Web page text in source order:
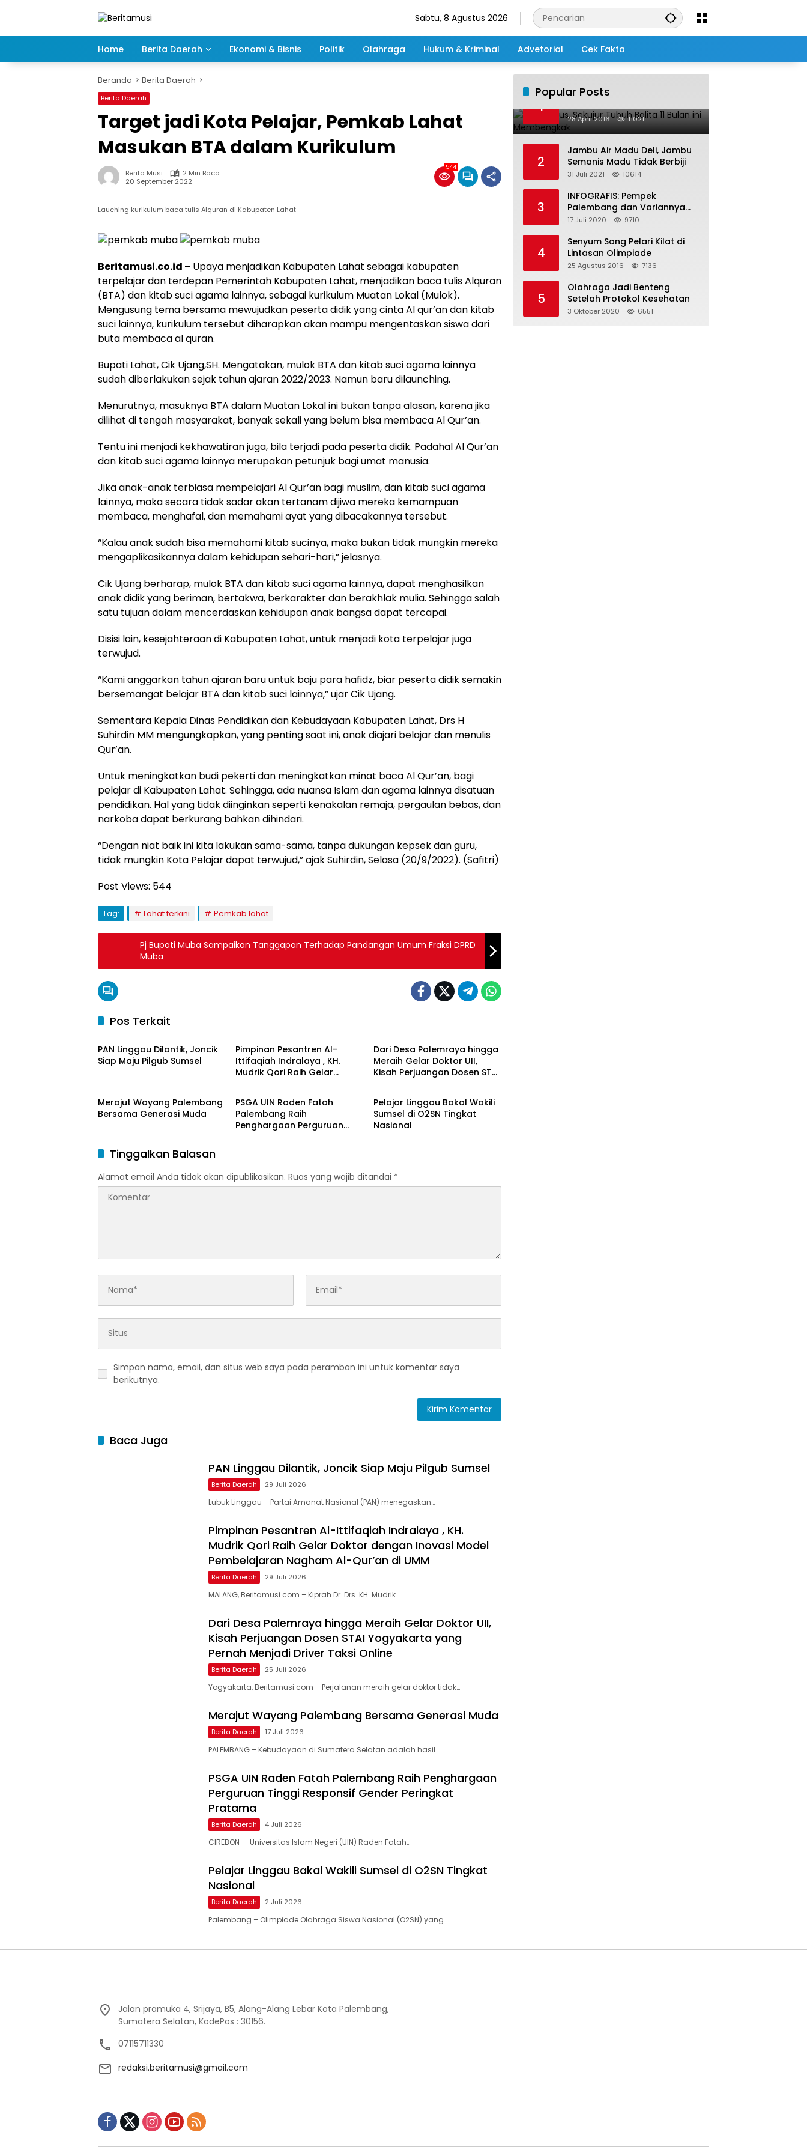
Sabtu, 8 Agustus 2026
Home Berita Daerah Ekonomi & Bisnis Politik Olahraga Hukum & Kriminal Advetorial Cek Fakta
Beranda Berita Daerah
Berita Daerah
Target jadi Kota Pelajar, Pemkab Lahat
Masukan BTA dalam Kurikulum
Berita Musi
2 Min Baca
20 September 2022
544
Lauching kurikulum baca tulis Alquran di Kabupaten Lahat
Beritamusi.co.id – Upaya menjadikan Kabupaten Lahat sebagai kabupaten
terpelajar dan terdepan Pemerintah Kabupaten Lahat, menjadikan baca tulis Alquran
(BTA) dan kitab suci agama lainnya, sebagai kurikulum Muatan Lokal (Mulok).
Mengusung tema bersama mewujudkan peserta didik yang cinta Al qur’an dan kitab
suci lainnya, kurikulum tersebut diharapkan akan mampu mengentaskan siswa dari
buta membaca al quran.
Bupati Lahat, Cik Ujang,SH. Mengatakan, mulok BTA dan kitab suci agama lainnya
sudah diberlakukan sejak tahun ajaran 2022/2023. Namun baru dilaunching.
Menurutnya, masuknya BTA dalam Muatan Lokal ini bukan tanpa alasan, karena jika
dilihat di tengah masyarakat, banyak sekali yang belum bisa membaca Al Qur’an.
Tentu ini menjadi kekhawatiran juga, bila terjadi pada peserta didik. Padahal Al Qur’an
dan kitab suci agama lainnya merupakan petunjuk bagi umat manusia.
Jika anak-anak terbiasa mempelajari Al Qur’an bagi muslim, dan kitab suci agama
lainnya, maka secara tidak sadar akan tertanam dijiwa mereka kemampuan
membaca, menghafal, dan memahami ayat yang dibacakannya tersebut.
“Kalau anak sudah bisa memahami kitab sucinya, maka bukan tidak mungkin mereka
mengaplikasikannya dalam kehidupan sehari-hari,” jelasnya.
Cik Ujang berharap, mulok BTA dan kitab suci agama lainnya, dapat menghasilkan
anak didik yang beriman, bertakwa, berkarakter dan berakhlak mulia. Sehingga salah
satu tujuan dalam mencerdaskan kehidupan anak bangsa dapat tercapai.
Disisi lain, kesejahteraan di Kabupaten Lahat, untuk menjadi kota terpelajar juga
terwujud.
“Kami anggarkan tahun ajaran baru untuk baju para hafidz, biar peserta didik semakin
bersemangat belajar BTA dan kitab suci lainnya,” ujar Cik Ujang.
Sementara Kepala Dinas Pendidikan dan Kebudayaan Kabupaten Lahat, Drs H
Suhirdin MM mengungkapkan, yang penting saat ini, anak diajari belajar dan menulis
Qur’an.
Untuk meningkatkan budi pekerti dan meningkatkan minat baca Al Qur’an, bagi
pelajar di Kabupaten Lahat. Sehingga, ada nuansa Islam dan agama lainnya disatuan
pendidikan. Hal yang tidak diinginkan seperti kenakalan remaja, pergaulan bebas, dan
narkoba dapat berkurang bahkan dihindari.
“Dengan niat baik ini kita lakukan sama-sama, tanpa dukungan kepsek dan guru,
tidak mungkin Kota Pelajar dapat terwujud,” ajak Suhirdin, Selasa (20/9/2022). (Safitri)
Post Views: 544
Tag: Lahat terkini Pemkab lahat
Pj Bupati Muba Sampaikan Tanggapan Terhadap Pandangan Umum Fraksi DPRD
Muba
Pos Terkait
Berita Daerah
PAN Linggau Dilantik, Joncik
Siap Maju Pilgub Sumsel
Pimpinan Pesantren Al-
Ittifaqiah Indralaya , KH.
Mudrik Qori Raih Gelar
Nagham Al-Qur’an di UMM
Dari Desa Palemraya hingga
Meraih Gelar Doktor UII,
Kisah Perjuangan Dosen STAI
Merajut Wayang Palembang
Bersama Generasi Muda
Berita Daerah
PSGA UIN Raden Fatah
Palembang Raih
Penghargaan Perguruan
Berita Daerah
Pelajar Linggau Bakal Wakili
Sumsel di O2SN Tingkat
Nasional
Tinggalkan Balasan
Alamat email Anda tidak akan dipublikasikan. Ruas yang wajib ditandai *
Simpan nama, email, dan situs web saya pada peramban ini untuk komentar saya
berikutnya.
Baca Juga
PAN Linggau Dilantik, Joncik Siap Maju Pilgub Sumsel
Berita Daerah 29 Juli 2026
Lubuk Linggau – Partai Amanat Nasional (PAN) menegaskan…
Pimpinan Pesantren Al-Ittifaqiah Indralaya , KH.
Mudrik Qori Raih Gelar Doktor dengan Inovasi Model
Pembelajaran Nagham Al-Qur’an di UMM
Berita Daerah 29 Juli 2026
MALANG, Beritamusi.com – Kiprah Dr. Drs. KH. Mudrik…
Dari Desa Palemraya hingga Meraih Gelar Doktor UII,
Kisah Perjuangan Dosen STAI Yogyakarta yang
Pernah Menjadi Driver Taksi Online
Berita Daerah 25 Juli 2026
Yogyakarta, Beritamusi.com – Perjalanan meraih gelar doktor tidak…
Merajut Wayang Palembang Bersama Generasi Muda
Berita Daerah 17 Juli 2026
PALEMBANG – Kebudayaan di Sumatera Selatan adalah hasil…
PSGA UIN Raden Fatah Palembang Raih Penghargaan
Perguruan Tinggi Responsif Gender Peringkat
Pratama
Berita Daerah 4 Juli 2026
CIREBON — Universitas Islam Negeri (UIN) Raden Fatah…
Pelajar Linggau Bakal Wakili Sumsel di O2SN Tingkat
Nasional
Berita Daerah 2 Juli 2026
Palembang – Olimpiade Olahraga Siswa Nasional (O2SN) yang…
Popular Posts
1
Salah Infus, Sekujur Tubuh
Balita 11 Bulan ini
Membengkak
28 April 2016 11021
2
Jambu Air Madu Deli, Jambu
Semanis Madu Tidak Berbiji
31 Juli 2021 10614
3
INFOGRAFIS: Pempek
Palembang dan Variannya
yang Melegenda
17 Juli 2020 9710
4
Senyum Sang Pelari Kilat di
Lintasan Olimpiade
25 Agustus 2016 7136
5
Olahraga Jadi Benteng
Setelah Protokol Kesehatan
3 Oktober 2020 6551
Jalan pramuka 4, Srijaya, B5, Alang-Alang Lebar Kota Palembang,
Sumatera Selatan, KodePos : 30156.
07115711330
redaksi.beritamusi@gmail.com